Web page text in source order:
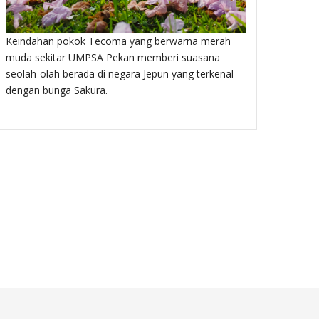
Masjid Baharu UMPSA Pekan